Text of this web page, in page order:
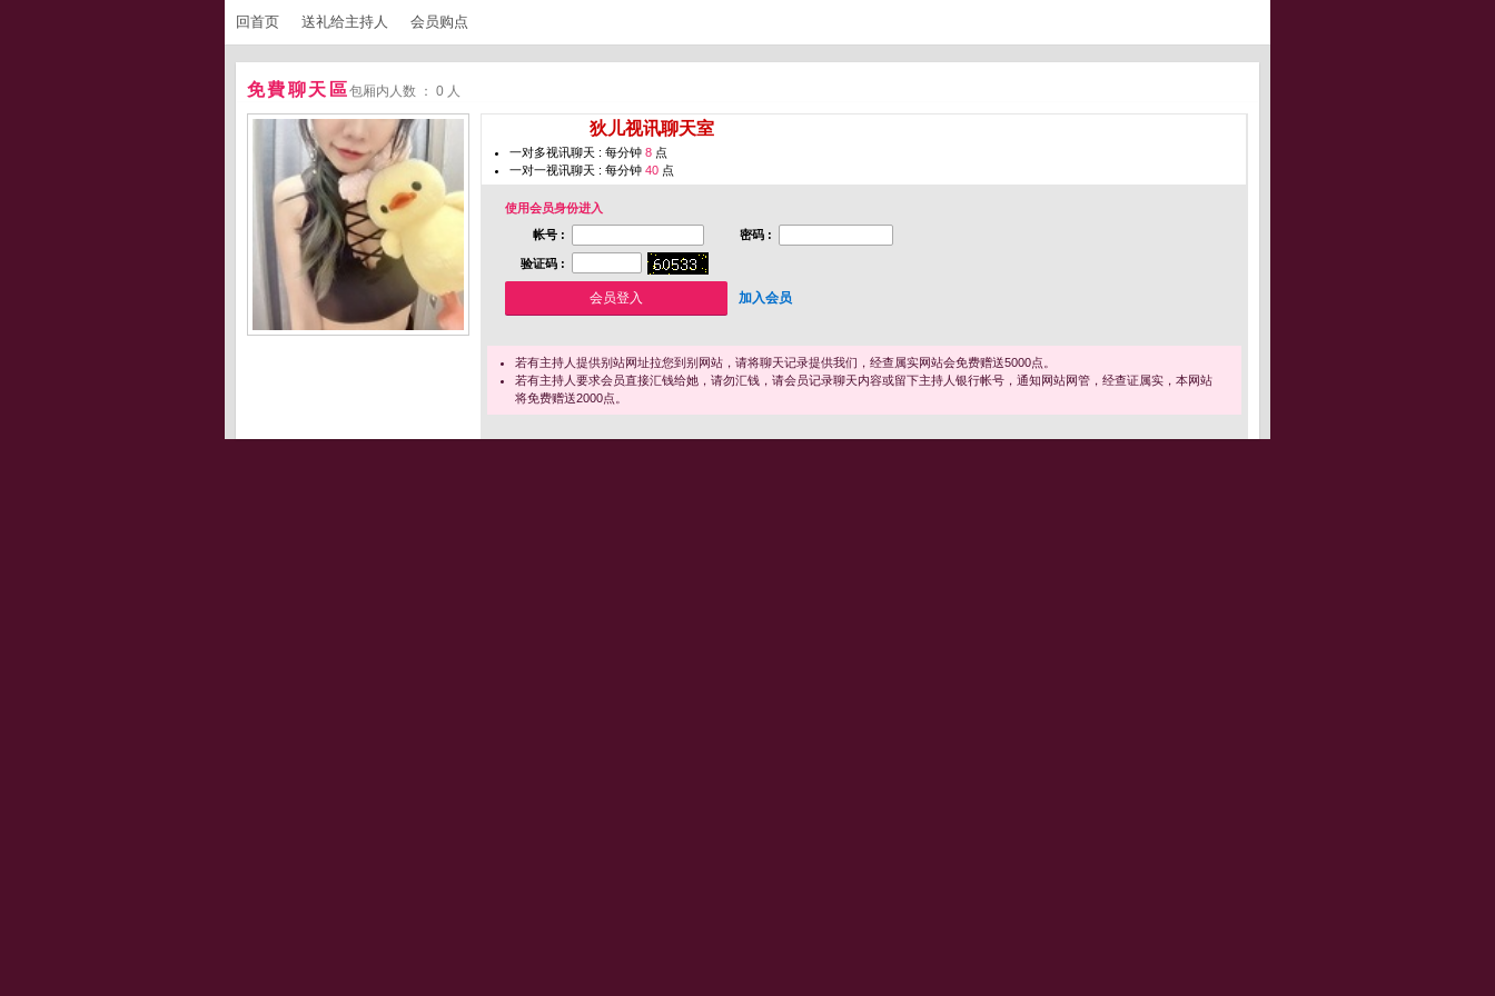
回首页 送礼给主持人 会员购点
免費聊天區包厢内人数 ： 0 人
狄儿视讯聊天室
一对多视讯聊天 : 每分钟 8 点
一对一视讯聊天 : 每分钟 40 点
使用会员身份进入
帐号 :
密码 :
验证码 :
加入会员
若有主持人提供别站网址拉您到别网站，请将聊天记录提供我们，经查属实网站会免费赠送5000点。
若有主持人要求会员直接汇钱给她，请勿汇钱，请会员记录聊天内容或留下主持人银行帐号，通知网站网管，经查证属实，本网站
将免费赠送2000点。